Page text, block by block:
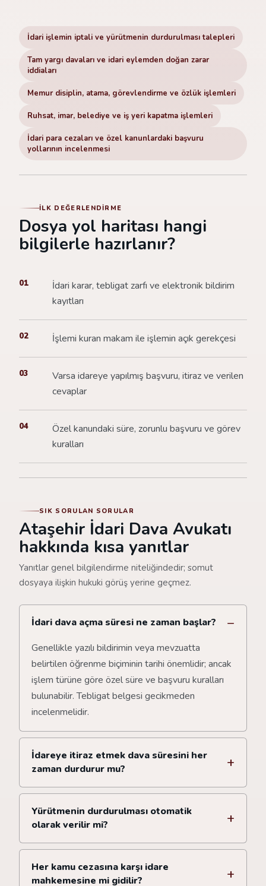
İdari işlemin iptali ve yürütmenin durdurulması talepleri
Tam yargı davaları ve idari eylemden doğan zarar
iddiaları
Memur disiplin, atama, görevlendirme ve özlük işlemleri
Ruhsat, imar, belediye ve iş yeri kapatma işlemleri
İdari para cezaları ve özel kanunlardaki başvuru
yollarının incelenmesi
İLK DEĞERLENDIRME
Dosya yol haritası hangi
bilgilerle hazırlanır?
01
İdari karar, tebligat zarfı ve elektronik bildirim
kayıtları
02 İşlemi kuran makam ile işlemin açık gerekçesi
03
Varsa idareye yapılmış başvuru, itiraz ve verilen
cevaplar
04
Özel kanundaki süre, zorunlu başvuru ve görev
kuralları
SIK SORULAN SORULAR
Ataşehir İdari Dava Avukatı
hakkında kısa yanıtlar
Yanıtlar genel bilgilendirme niteliğindedir; somut
dosyaya ilişkin hukuki görüş yerine geçmez.
İdari dava açma süresi ne zaman başlar?
Genellikle yazılı bildirimin veya mevzuatta
belirtilen öğrenme biçiminin tarihi önemlidir; ancak
işlem türüne göre özel süre ve başvuru kuralları
bulunabilir. Tebligat belgesi gecikmeden
incelenmelidir.
İdareye itiraz etmek dava süresini her
zaman durdurur mu?
Yürütmenin durdurulması otomatik
olarak verilir mi?
Her kamu cezasına karşı idare
mahkemesine mi gidilir?